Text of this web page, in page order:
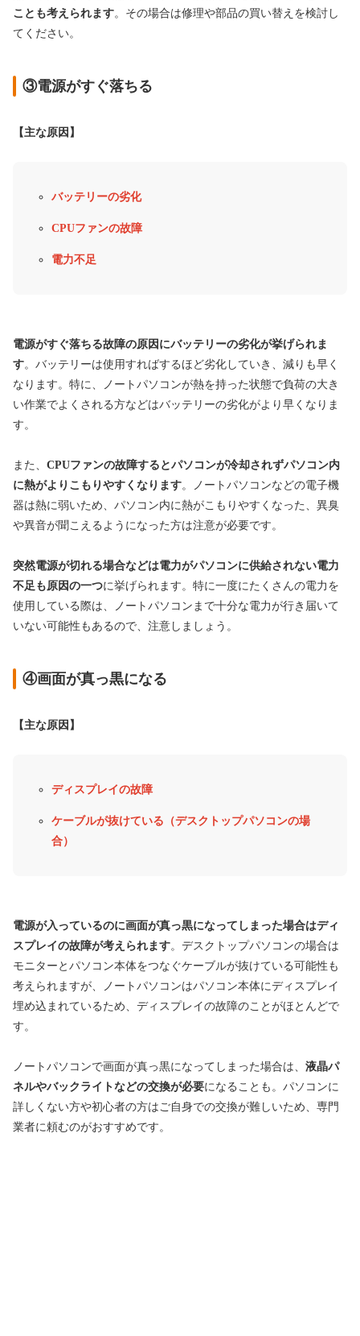
ことも考えられます。その場合は修理や部品の買い替えを検討し
てください。
③電源がすぐ落ちる
【主な原因】
バッテリーの劣化
CPUファンの故障
電力不足
電源がすぐ落ちる故障の原因にバッテリーの劣化が挙げられま
す。バッテリーは使用すればするほど劣化していき、減りも早く
なります。特に、ノートパソコンが熱を持った状態で負荷の大き
い作業でよくされる方などはバッテリーの劣化がより早くなりま
す。
また、 CPUファンの故障するとパソコンが冷却されずパソコン内
に熱がよりこもりやすくなります。ノートパソコンなどの電子機
器は熱に弱いため、パソコン内に熱がこもりやすくなった、異臭
や異音が聞こえるようになった方は注意が必要です。
突然電源が切れる場合などは電力がパソコンに供給されない電力
不足も原因の一つに挙げられます。特に一度にたくさんの電力を
使用している際は、ノートパソコンまで十分な電力が行き届いて
いない可能性もあるので、注意しましょう。
④画面が真っ黒になる
【主な原因】
ディスプレイの故障
ケーブルが抜けている（デスクトップパソコンの場
合）
電源が入っているのに画面が真っ黒になってしまった場合はディ
スプレイの故障が考えられます。デスクトップパソコンの場合は
モニターとパソコン本体をつなぐケーブルが抜けている可能性も
考えられますが、ノートパソコンはパソコン本体にディスプレイ
埋め込まれているため、ディスプレイの故障のことがほとんどで
す。
ノートパソコンで画面が真っ黒になってしまった場合は、 液晶パ
ネルやバックライトなどの交換が必要になることも。パソコンに
詳しくない方や初心者の方はご自身での交換が難しいため、専門
業者に頼むのがおすすめです。